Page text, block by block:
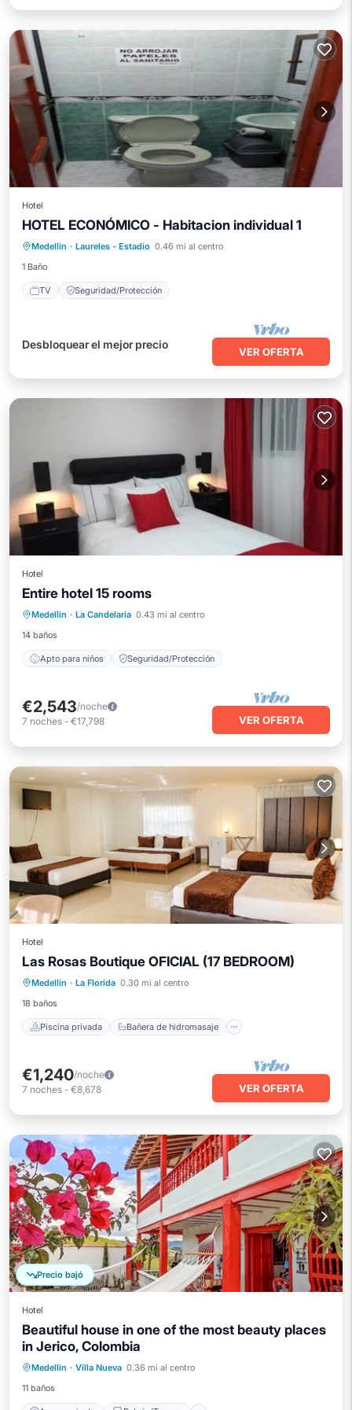
Hotel
HOTEL ECONÓMICO - Habitacion individual 1
Medellin · Laureles - Estadio 0.46 mi al centro
1 Baño
TV Seguridad/Protección
TV Seguridad/Protección
Desbloquear el mejor precio
VER OFERTA
Hotel
Entire hotel 15 rooms
Medellin · La Candelaria 0.43 mi al centro
14 baños
Apto para niños Seguridad/Protección
Apto para niños Seguridad/Protección
€2,543/noche
7 noches - €17,798 VER OFERTA
Hotel
Las Rosas Boutique OFICIAL (17 BEDROOM)
Medellin · La Florida 0.30 mi al centro
18 baños
Piscina privada Bañera de hidromasaje
Piscina privada
Bañera de hidromasaje
Aparcamiento
Piscina
€1,240/noche
7 noches - €8,678 VER OFERTA
Precio bajó
Hotel
Beautiful house in one of the most beauty places
in Jerico, Colombia
Medellin · Villa Nueva 0.36 mi al centro
11 baños
Aparcamiento
Internet
Apto para niños